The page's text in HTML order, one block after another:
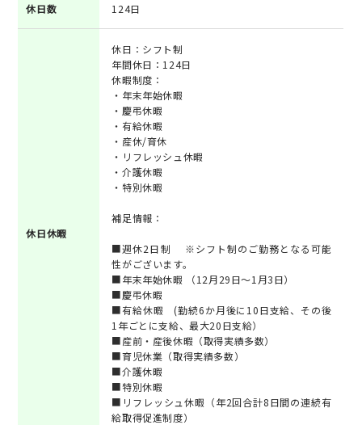
休日数 124日
休日休暇
休日：シフト制
年間休日：124日
休暇制度：
・年末年始休暇
・慶弔休暇
・有給休暇
・産休/育休
・リフレッシュ休暇
・介護休暇
・特別休暇
補足情報：
■週休2日制 ※シフト制のご勤務となる可能
性がございます。
■年末年始休暇 （12月29日～1月3日）
■慶弔休暇
■有給休暇 (勤続6か月後に10日支給、その後
1年ごとに支給、最大20日支給）
■産前・産後休暇（取得実績多数）
■育児休業（取得実績多数）
■介護休暇
■特別休暇
■リフレッシュ休暇（年2回合計8日間の連続有
給取得促進制度）